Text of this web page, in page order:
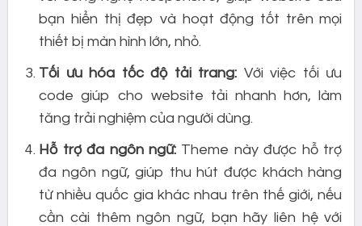
bạn hiển thị đẹp và hoạt động tốt trên mọi
thiết bị màn hình lớn, nhỏ.
Tối ưu hóa tốc độ tải trang: Với việc tối ưu
code giúp cho website tải nhanh hơn, làm
tăng trải nghiệm của người dùng.
Hỗ trợ đa ngôn ngữ: Theme này được hỗ trợ
đa ngôn ngữ, giúp thu hút được khách hàng
từ nhiều quốc gia khác nhau trên thế giới, nếu
cần cài thêm ngôn ngữ, bạn hãy liên hệ với